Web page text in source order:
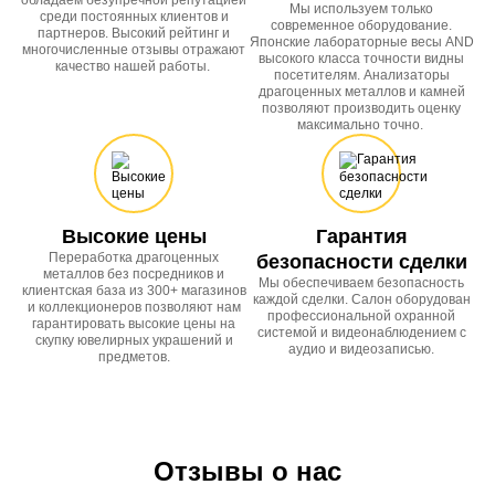
среди постоянных клиентов и
партнеров. Высокий рейтинг и
многочисленные отзывы отражают
качество нашей работы.
Мы используем только
современное оборудование.
Японские лабораторные весы AND
высокого класса точности видны
посетителям. Анализаторы
драгоценных металлов и камней
позволяют производить оценку
максимально точно.
Высокие цены
Переработка драгоценных
металлов без посредников и
клиентская база из 300+ магазинов
и коллекционеров позволяют нам
гарантировать высокие цены на
скупку ювелирных украшений и
предметов.
Гарантия
безопасности сделки
Мы обеспечиваем безопасность
каждой сделки. Салон оборудован
профессиональной охранной
системой и видеонаблюдением с
аудио и видеозаписью.
Отзывы о нас